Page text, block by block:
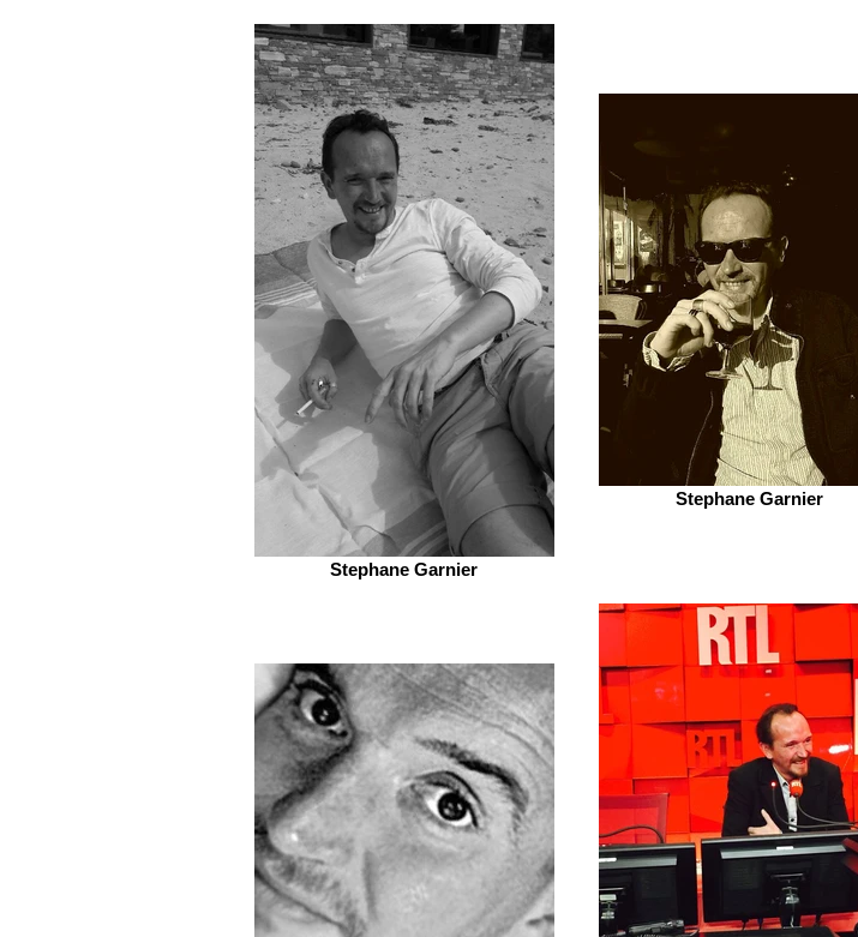
Stephane Garnier
Stephane Garnier